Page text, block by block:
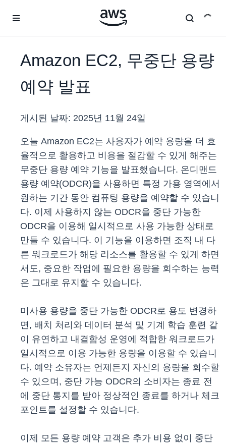
Amazon EC2, 무중단 용량
예약 발표
게시된 날짜: 2025년 11월 24일
오늘 Amazon EC2는 사용자가 예약 용량을 더 효
율적으로 활용하고 비용을 절감할 수 있게 해주는
무중단 용량 예약 기능을 발표했습니다. 온디맨드
용량 예약(ODCR)을 사용하면 특정 가용 영역에서
원하는 기간 동안 컴퓨팅 용량을 예약할 수 있습니
다. 이제 사용하지 않는 ODCR을 중단 가능한
ODCR을 이용해 일시적으로 사용 가능한 상태로
만들 수 있습니다. 이 기능을 이용하면 조직 내 다
른 워크로드가 해당 리소스를 활용할 수 있게 하면
서도, 중요한 작업에 필요한 용량을 회수하는 능력
은 그대로 유지할 수 있습니다.
미사용 용량을 중단 가능한 ODCR로 용도 변경하
면, 배치 처리와 데이터 분석 및 기계 학습 훈련 같
이 유연하고 내결함성 운영에 적합한 워크로드가
일시적으로 이용 가능한 용량을 이용할 수 있습니
다. 예약 소유자는 언제든지 자신의 용량을 회수할
수 있으며, 중단 가능 ODCR의 소비자는 종료 전
에 중단 통지를 받아 정상적인 종료를 하거나 체크
포인트를 설정할 수 있습니다.
이제 모든 용량 예약 고객은 추가 비용 없이 중단